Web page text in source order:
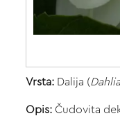
Vrsta: Dalija (Dahlia
Opis: Čudovita